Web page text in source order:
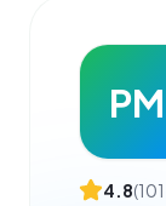
PM
4.8(101